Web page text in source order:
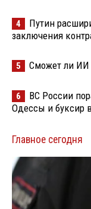
4
Путин
заключения
5 Сможет ли ИИ
6
ВС России
Одессы и буксир
Главное сегодня